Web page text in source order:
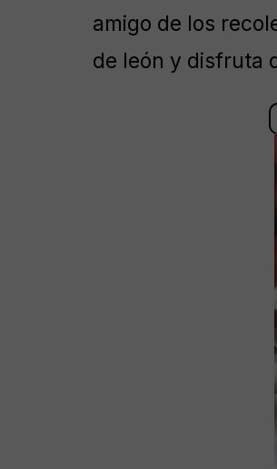
amigo de los
de león y disfruta